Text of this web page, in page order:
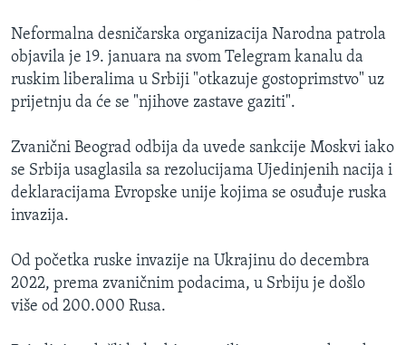
Neformalna desničarska organizacija Narodna patrola
objavila je 19. januara na svom Telegram kanalu da
ruskim liberalima u Srbiji "otkazuje gostoprimstvo" uz
prijetnju da će se "njihove zastave gaziti".
Zvanični Beograd odbija da uvede sankcije Moskvi iako
se Srbija usaglasila sa rezolucijama Ujedinjenih nacija i
deklaracijama Evropske unije kojima se osuđuje ruska
invazija.
Od početka ruske invazije na Ukrajinu do decembra
2022, prema zvaničnim podacima, u Srbiju je došlo
više od 200.000 Rusa.